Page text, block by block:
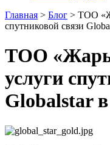
Главная > Блог > ТОО
спутниковой связи
ТОО
услуги
Globalstar